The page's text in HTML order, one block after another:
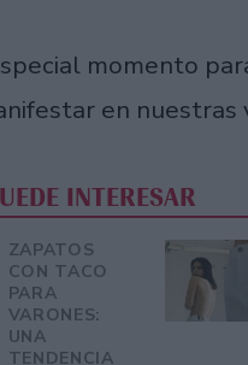
momento
en
INTERESAR
ZAPATOS
CON TACO
PARA
VARONES:
UNA
TENDENCIA